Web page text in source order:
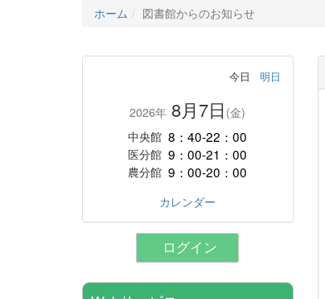
ホーム 図書館からのお知らせ
今日 明日
2026年 8月7日 (金)
中央館 8：40-22：00
医分館 9：00-21：00
農分館 9：00-20：00
カレンダー
ログイン